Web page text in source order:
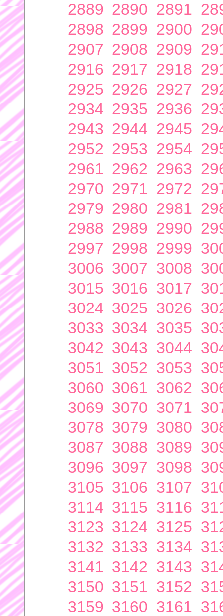
2889 2890 2891
2898 2899 2900
2907 2908 2909
2916 2917 2918
2925 2926 2927
2934 2935 2936
2943 2944 2945
2952 2953 2954
2961 2962 2963
2970 2971 2972
2979 2980 2981
2988 2989 2990
2997 2998 2999
3006 3007 3008
3015 3016 3017
3024 3025 3026
3033 3034 3035
3042 3043 3044
3051 3052 3053
3060 3061 3062
3069 3070 3071
3078 3079 3080
3087 3088 3089
3096 3097 3098
3105 3106 3107
3114 3115 3116
3123 3124 3125
3132 3133 3134
3141 3142 3143
3150 3151 3152
3159 3160 3161